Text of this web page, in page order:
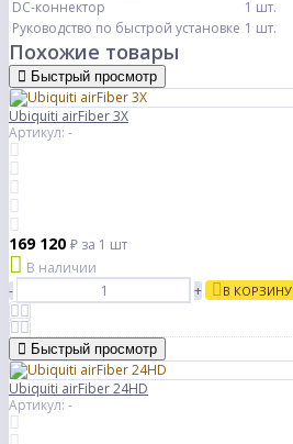
DC-коннектор
1 шт.
Руководство по быстрой установке 1 шт.
Похожие товары
Быстрый просмотр
Ubiquiti airFiber 3X
Артикул: -
169 120 ₽ за 1 шт
В наличии
-
+ В КОРЗИНУ
Быстрый просмотр
Ubiquiti airFiber 24HD
Артикул: -